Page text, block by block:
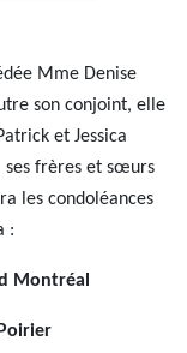
Mme Denise
son conjoint, elle
et Jessica
ses frères et sœurs
les condoléances
:
Montréal